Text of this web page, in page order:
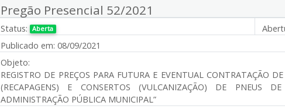
Pregão Presencial 52/2021
Status: Aberta
Publicado em: 08/09/2021
Objeto:
REGISTRO DE PREÇOS PARA FUTURA E EVENTUAL CONTRATAÇÃO
(RECAPAGENS) E CONSERTOS (VULCANIZAÇÃO) DE PNEUS
ADMINISTRAÇÃO PÚBLICA MUNICIPAL”